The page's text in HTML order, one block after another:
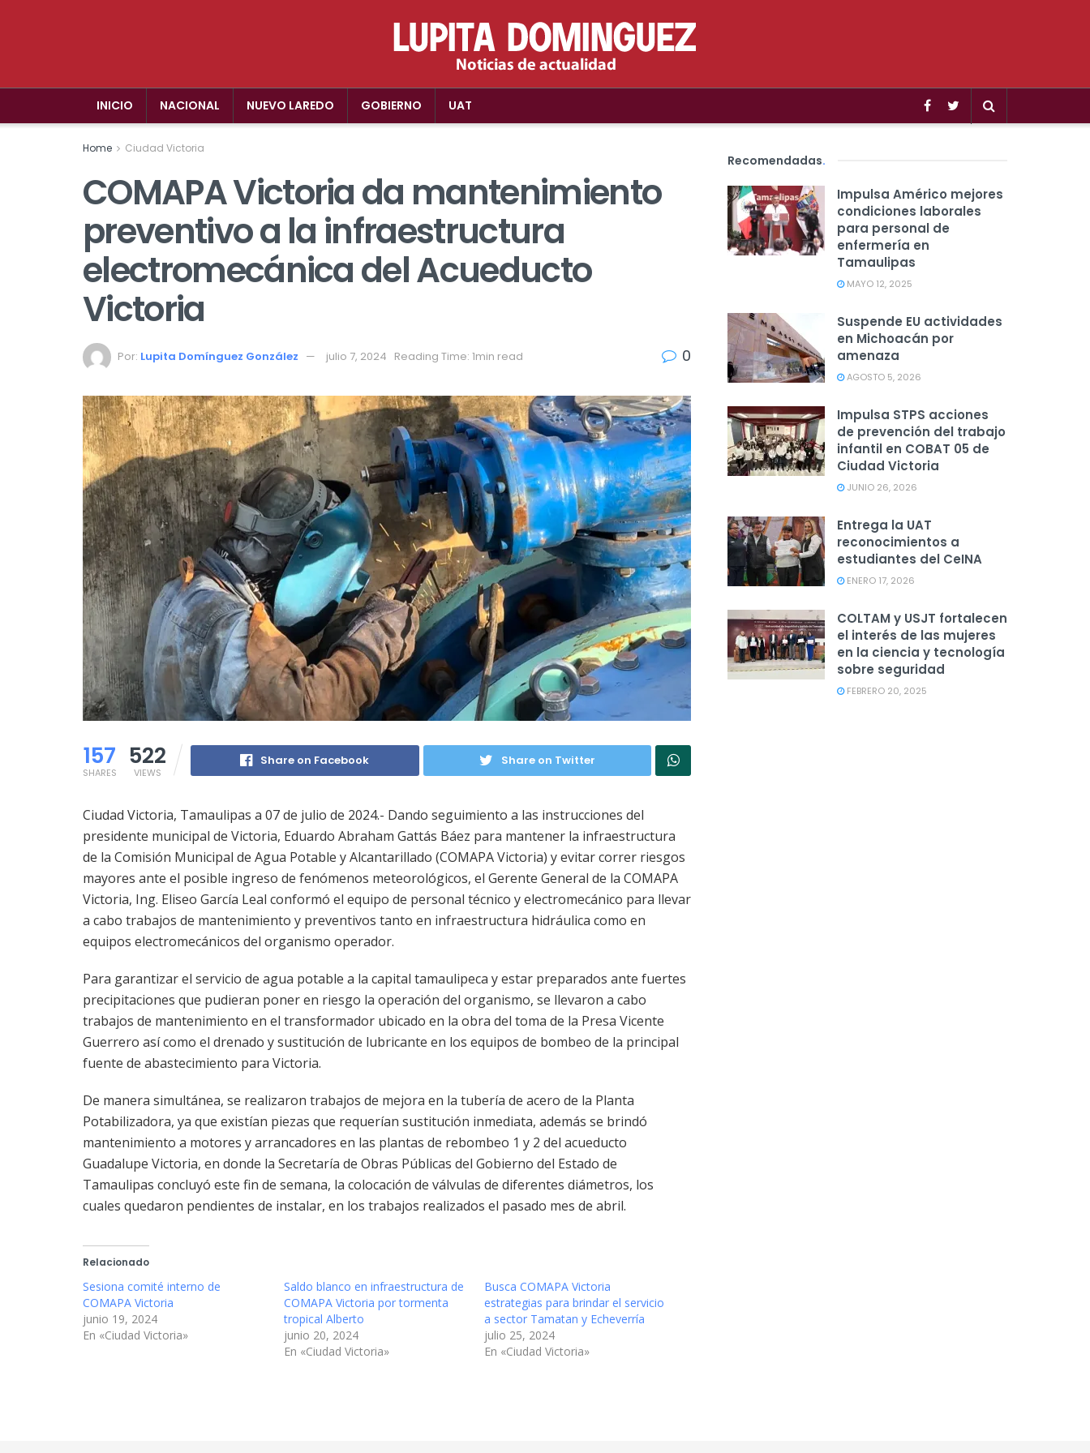
INICIO NACIONAL NUEVO LAREDO GOBIERNO UAT
Home Ciudad Victoria
COMAPA Victoria da mantenimiento
preventivo a la infraestructura
electromecánica del Acueducto
Victoria
Por: Lupita Domínguez González julio 7, 2024 Reading Time: 1min read 0
157
SHARES
522
VIEWS
Share on Facebook Share on Twitter
Ciudad Victoria, Tamaulipas a 07 de julio de 2024.- Dando seguimiento a las instrucciones del
presidente municipal de Victoria, Eduardo Abraham Gattás Báez para mantener la infraestructura
de la Comisión Municipal de Agua Potable y Alcantarillado (COMAPA Victoria) y evitar correr riesgos
mayores ante el posible ingreso de fenómenos meteorológicos, el Gerente General de la COMAPA
Victoria, Ing. Eliseo García Leal conformó el equipo de personal técnico y electromecánico para llevar
a cabo trabajos de mantenimiento y preventivos tanto en infraestructura hidráulica como en
equipos electromecánicos del organismo operador.
Para garantizar el servicio de agua potable a la capital tamaulipeca y estar preparados ante fuertes
precipitaciones que pudieran poner en riesgo la operación del organismo, se llevaron a cabo
trabajos de mantenimiento en el transformador ubicado en la obra del toma de la Presa Vicente
Guerrero así como el drenado y sustitución de lubricante en los equipos de bombeo de la principal
fuente de abastecimiento para Victoria.
De manera simultánea, se realizaron trabajos de mejora en la tubería de acero de la Planta
Potabilizadora, ya que existían piezas que requerían sustitución inmediata, además se brindó
mantenimiento a motores y arrancadores en las plantas de rebombeo 1 y 2 del acueducto
Guadalupe Victoria, en donde la Secretaría de Obras Públicas del Gobierno del Estado de
Tamaulipas concluyó este fin de semana, la colocación de válvulas de diferentes diámetros, los
cuales quedaron pendientes de instalar, en los trabajos realizados el pasado mes de abril.
Relacionado
Sesiona comité interno de
COMAPA Victoria
junio 19, 2024
En «Ciudad Victoria»
Saldo blanco en infraestructura de
COMAPA Victoria por tormenta
tropical Alberto
junio 20, 2024
En «Ciudad Victoria»
Busca COMAPA Victoria
estrategias para brindar el servicio
a sector Tamatan y Echeverría
julio 25, 2024
En «Ciudad Victoria»
Recomendadas.
Impulsa Américo mejores
condiciones laborales
para personal de
enfermería en
Tamaulipas
MAYO 12, 2025
Suspende EU actividades
en Michoacán por
amenaza
AGOSTO 5, 2026
Impulsa STPS acciones
de prevención del trabajo
infantil en COBAT 05 de
Ciudad Victoria
JUNIO 26, 2026
Entrega la UAT
reconocimientos a
estudiantes del CeINA
ENERO 17, 2026
COLTAM y USJT fortalecen
el interés de las mujeres
en la ciencia y tecnología
sobre seguridad
FEBRERO 20, 2025